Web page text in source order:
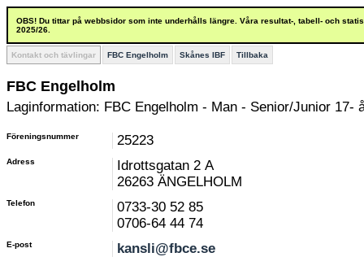
OBS! Du tittar på webbsidor som inte underhålls längre. Våra resultat-, tabell- och
2025/26.
Kontakt och tävlingar FBC Engelholm Skånes IBF Tillbaka
FBC Engelholm
Laginformation: FBC Engelholm - Man - Senior/Junior 17-
Föreningsnummer 25223
Adress
Idrottsgatan 2 A
26263 ÄNGELHOLM
Telefon
0733-30 52 85
0706-64 44 74
E-post kansli@fbce.se